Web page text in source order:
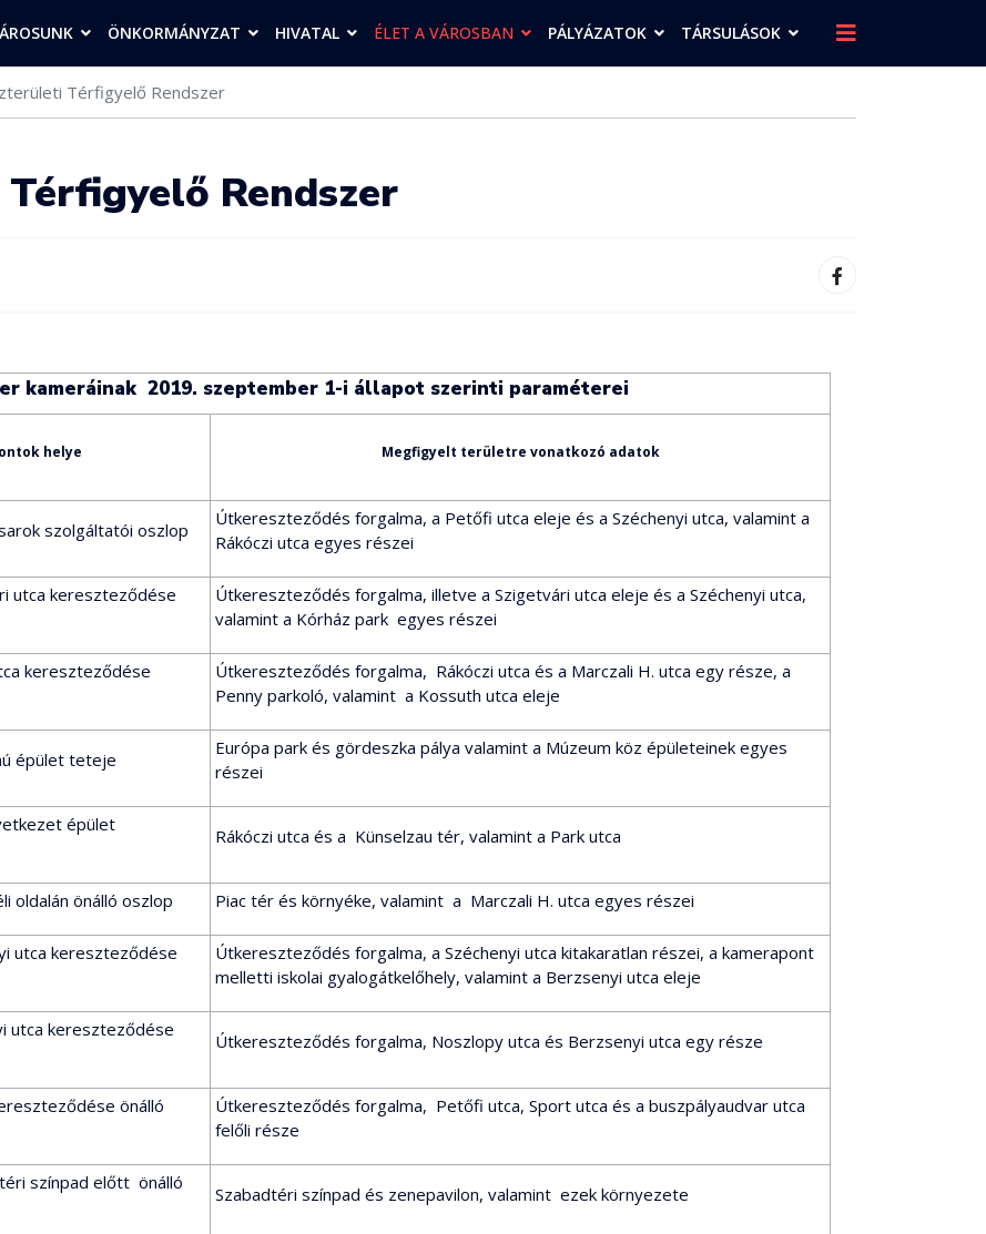
ÖNKORMÁNYZAT HIVATAL ÉLET A VÁROSBAN PÁLYÁZATOK TÁRSULÁSOK
Térfigyelő Rendszer
Rendszer
kameráinak 2019. szeptember 1-i állapot szerinti paraméterei
helye
Megfigyelt területre vonatkozó adatok
szolgáltatói oszlop
Útkereszteződés forgalma, a Petőfi utca eleje és a Széchenyi utca, valamint a
Rákóczi utca egyes részei
utca kereszteződése
Útkereszteződés forgalma, illetve a Szigetvári utca eleje és a Széchenyi utca,
valamint a Kórház park egyes részei
kereszteződése
Útkereszteződés forgalma, Rákóczi utca és a Marczali H. utca egy része, a
Penny parkoló, valamint a Kossuth utca eleje
épület teteje
Európa park és gördeszka pálya valamint a Múzeum köz épületeinek egyes
részei
épület
Rákóczi utca és a Künselzau tér, valamint a Park utca
oldalán önálló oszlop Piac tér és környéke, valamint a Marczali H. utca egyes részei
utca kereszteződése
Útkereszteződés forgalma, a Széchenyi utca kitakaratlan részei, a kamerapont
melletti iskolai gyalogátkelőhely, valamint a Berzsenyi utca eleje
utca kereszteződése
Útkereszteződés forgalma, Noszlopy utca és Berzsenyi utca egy része
önálló
Útkereszteződés forgalma, Petőfi utca, Sport utca és a buszpályaudvar utca
felőli része
színpad előtt önálló
Szabadtéri színpad és zenepavilon, valamint ezek környezete